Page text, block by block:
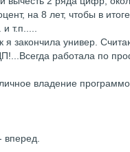
на 8 лет, чтобы в
т.п.....
закончила универ.
работала по
владение